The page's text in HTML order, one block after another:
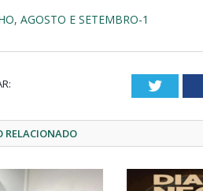
AGOSTO E SETEMBRO-1
RELACIONADO